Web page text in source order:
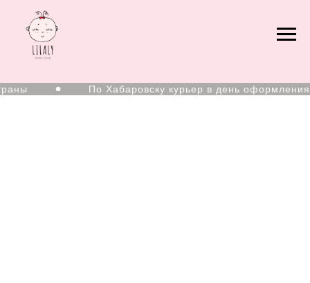
По Хабаровску курьер в день оформления